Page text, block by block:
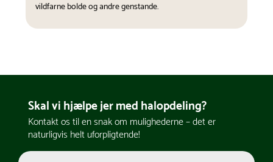
vildfarne bolde og andre genstande.
Skal vi hjælpe jer med halopdeling?
Kontakt os til en snak om mulighederne – det er
naturligvis helt uforpligtende!